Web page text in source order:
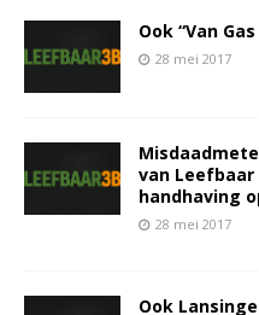
Ook “Van
28 mei 2017
van
handhaving
28 mei 2017
Ook